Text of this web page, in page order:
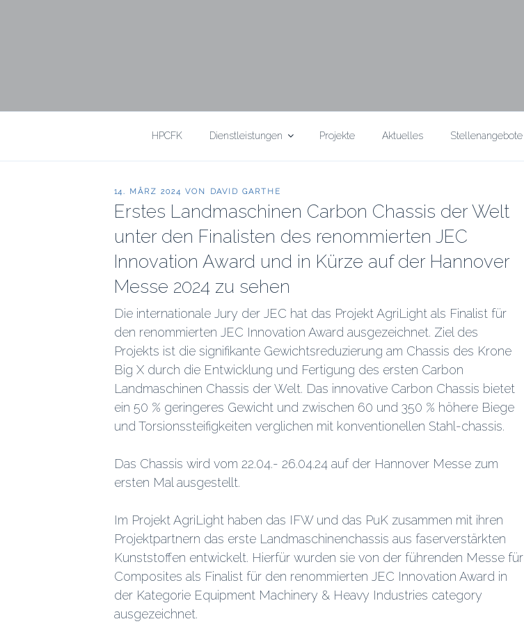
HPCFK Dienstleistungen Projekte Aktuelles Stellenangebote
VERÖFFENTLICHT
14. MÄRZ 2024 VON DAVID GARTHE
Erstes Landmaschinen Carbon Chassis der Welt
unter den Finalisten des renommierten JEC
Innovation Award und in Kürze auf der Hannover
Messe 2024 zu sehen
Die internationale Jury der JEC hat das Projekt AgriLight als Finalist für
den renommierten JEC Innovation Award ausgezeichnet. Ziel des
Projekts ist die signifikante Gewichtsreduzierung am Chassis des Krone
Big X durch die Entwicklung und Fertigung des ersten Carbon
Landmaschinen Chassis der Welt. Das innovative Carbon Chassis bietet
ein 50 % geringeres Gewicht und zwischen 60 und 350 % höhere Biege
und Torsionssteifigkeiten verglichen mit konventionellen Stahl-chassis.
Das Chassis wird vom 22.04.- 26.04.24 auf der Hannover Messe zum
ersten Mal ausgestellt.
Im Projekt AgriLight haben das IFW und das PuK zusammen mit ihren
Projektpartnern das erste Landmaschinenchassis aus faserverstärkten
Kunststoffen entwickelt. Hierfür wurden sie von der führenden Messe für
Composites als Finalist für den renommierten JEC Innovation Award in
der Kategorie Equipment Machinery & Heavy Industries category
ausgezeichnet.